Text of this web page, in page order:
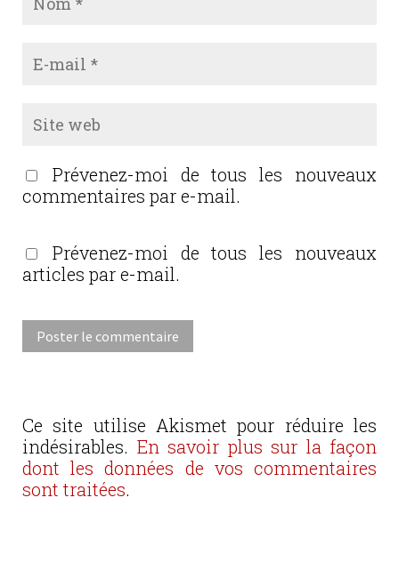
Prévenez-moi de tous les nouveaux
commentaires par e-mail.
Prévenez-moi de tous les nouveaux
articles par e-mail.
Ce site utilise Akismet pour réduire les
indésirables. En savoir plus sur la façon
dont les données de vos commentaires
sont traitées.